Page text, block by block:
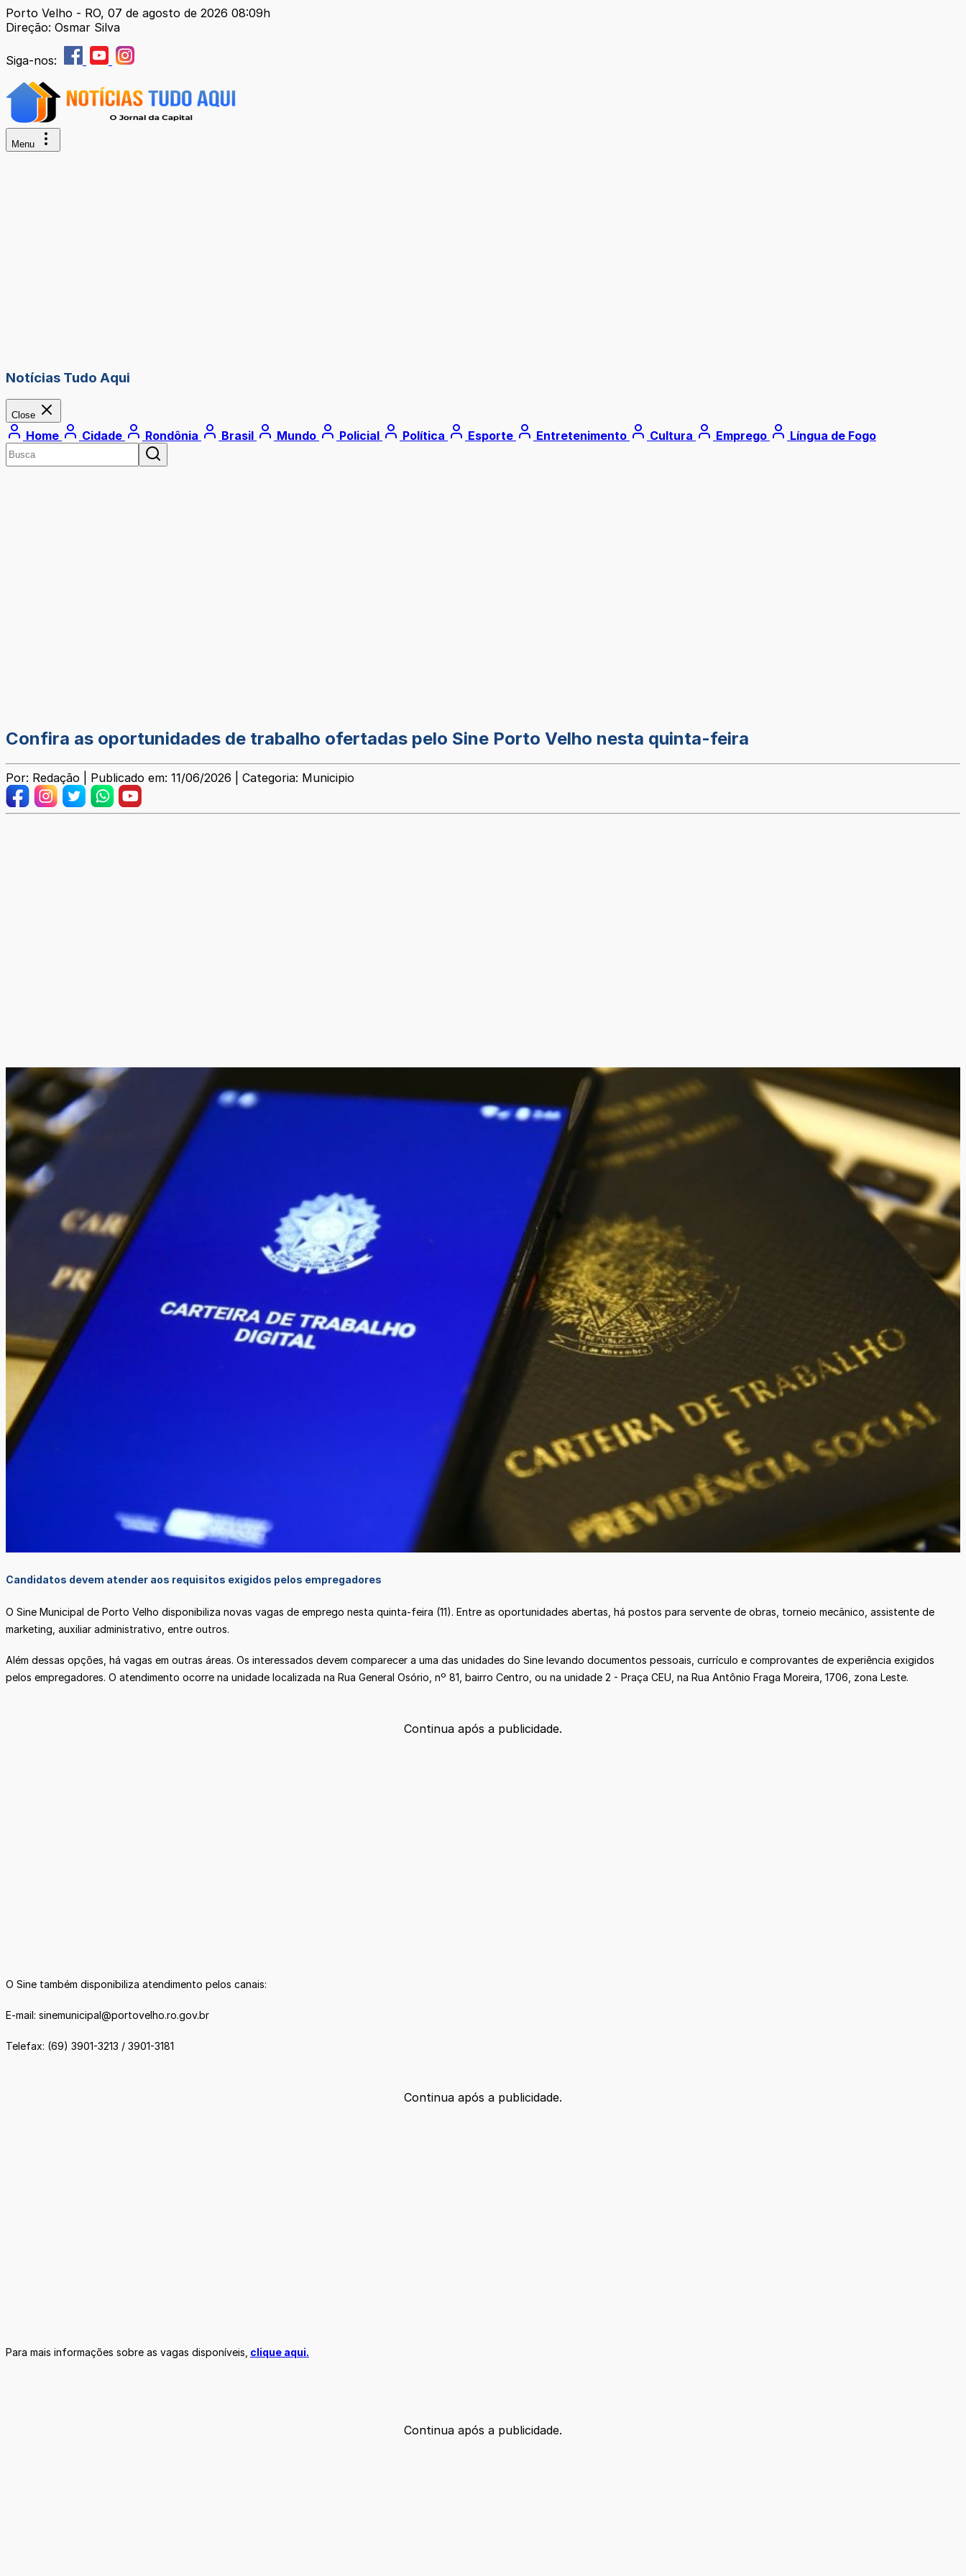
Porto Velho - RO, 07 de agosto de 2026 08:09h
Direção: Osmar Silva
Siga-nos:
Menu
Notícias Tudo Aqui
Close
Home Cidade Rondônia Brasil Mundo Policial Política Esporte Entretenimento Cultura Emprego Língua de Fogo
Confira as oportunidades de trabalho ofertadas pelo Sine Porto Velho nesta quinta-feira
Por: Redação | Publicado em: 11/06/2026 | Categoria: Municipio
Candidatos devem atender aos requisitos exigidos pelos empregadores
O Sine Municipal de Porto Velho disponibiliza novas vagas de emprego nesta quinta-feira (11). Entre as oportunidades abertas, há postos para servente de obras, torneio mecânico, assistente de
marketing, auxiliar administrativo, entre outros.
Além dessas opções, há vagas em outras áreas. Os interessados devem comparecer a uma das unidades do Sine levando documentos pessoais, currículo e comprovantes de experiência exigidos
pelos empregadores. O atendimento ocorre na unidade localizada na Rua General Osório, nº 81, bairro Centro, ou na unidade 2 - Praça CEU, na Rua Antônio Fraga Moreira, 1706, zona Leste.
Continua após a publicidade.
O Sine também disponibiliza atendimento pelos canais:
E-mail: sinemunicipal@portovelho.ro.gov.br
Telefax: (69) 3901-3213 / 3901-3181
Continua após a publicidade.
Para mais informações sobre as vagas disponíveis, clique aqui.
Continua após a publicidade.